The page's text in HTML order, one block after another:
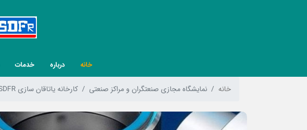
خانه درباره خدمات
خانه نمایشگاه مجازی صنعتگران و مراکز صنعتی کارخانه یاتاقان سازی SDFR